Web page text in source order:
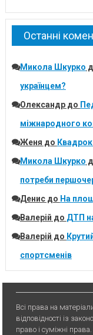
Останні
Микола Шкурко
українцем?
Олександрдо
міжнародного
Женя до
Микола Шкурко
потреби
Денисдо На
Валерій до ДТП
Валерій до
спортсменів
Всі права на
відповідності із
право і суміжні